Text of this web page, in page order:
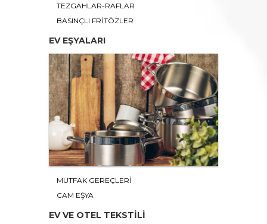
TEZGAHLAR-RAFLAR
BASINÇLI FRİTÖZLER
EV EŞYALARI
MUTFAK GEREÇLERİ
CAM EŞYA
EV VE OTEL TEKSTİLİ